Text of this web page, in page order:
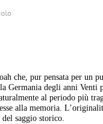
che, pur pensata per un
Germania degli anni
al periodo più
alla memoria.
saggio storico.